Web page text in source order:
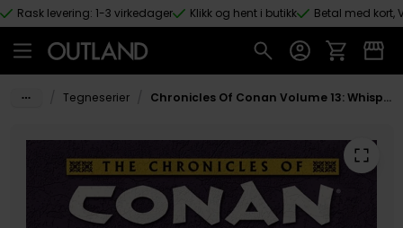
Hopp til hovedinnhold
Rask levering: 1-3 virkedager Klikk og hent i butikk Betal med kort,
Tegneserier Chronicles Of Conan Volume 13: Whispering Shadows And Other Stories